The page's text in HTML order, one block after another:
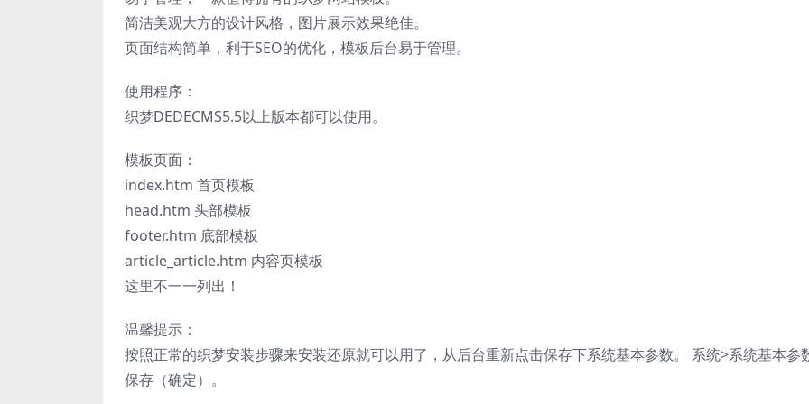
简洁美观大方的设计风格，图片展示效果绝佳。
页面结构简单，利于SEO的优化，模板后台易于管理。
使用程序：
织梦DEDECMS5.5以上版本都可以使用。
模板页面：
index.htm 首页模板
head.htm 头部模板
footer.htm 底部模板
article_article.htm 内容页模板
这里不一一列出！
温馨提示：
按照正常的织梦安装步骤来安装还原就可以用了，从后台重新点击保存下系统基本参数。 系统>系统基本参
保存（确定）。